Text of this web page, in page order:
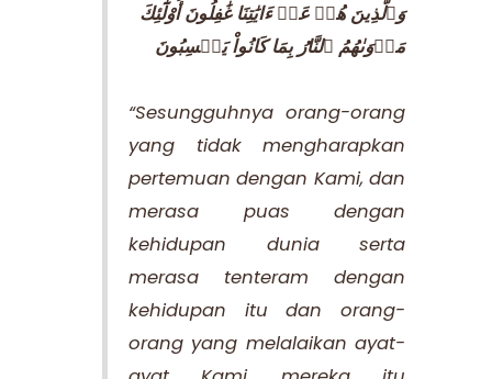
وَٱلَّذِينَ هُمۡ عَنۡ ءَايَٰتِنَا غَٰفِلُونَ أُوْلَٰٓئِكَ
مَأۡوَىٰهُمُ ٱلنَّارُ بِمَا كَانُواْ يَكۡسِبُونَ
“Sesungguhnya orang-orang
yang tidak mengharapkan
pertemuan dengan Kami, dan
merasa puas dengan
kehidupan dunia serta
merasa tenteram dengan
kehidupan itu dan orang-
orang yang melalaikan ayat-